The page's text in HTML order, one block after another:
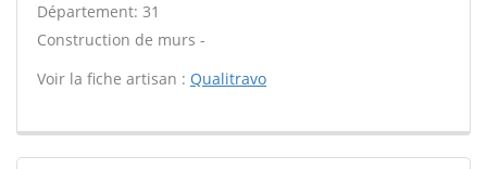
Département: 31
Construction de murs -
Voir la fiche artisan : Qualitravo